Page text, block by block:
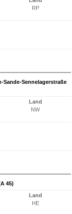
RP
Sande-Sennelagerstraße
Land
NW
45)
Land
HE